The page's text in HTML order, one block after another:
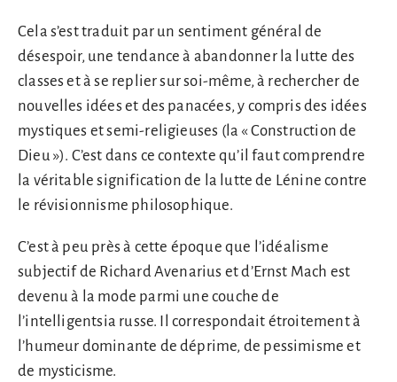
Cela s’est traduit par un sentiment général de
désespoir, une tendance à abandonner la lutte des
classes et à se replier sur soi-même, à rechercher de
nouvelles idées et des panacées, y compris des idées
mystiques et semi-religieuses (la « Construction de
Dieu »). C’est dans ce contexte qu’il faut comprendre
la véritable signification de la lutte de Lénine contre
le révisionnisme philosophique.
C’est à peu près à cette époque que l’idéalisme
subjectif de Richard Avenarius et d’Ernst Mach est
devenu à la mode parmi une couche de
l’intelligentsia russe. Il correspondait étroitement à
l’humeur dominante de déprime, de pessimisme et
de mysticisme.